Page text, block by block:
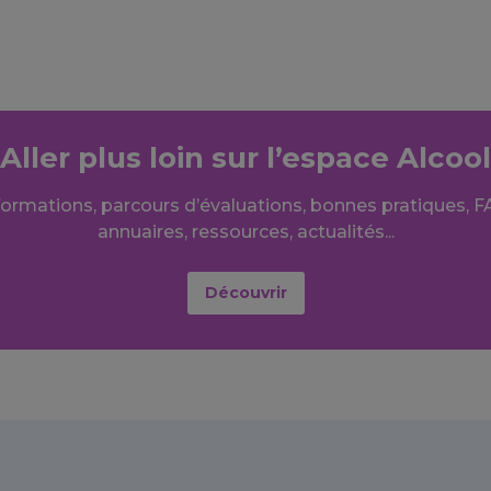
Aller plus loin sur l’espace Alcool
parcours d’évaluations, bonnes pratiques,
annuaires, ressources, actualités...
Découvrir